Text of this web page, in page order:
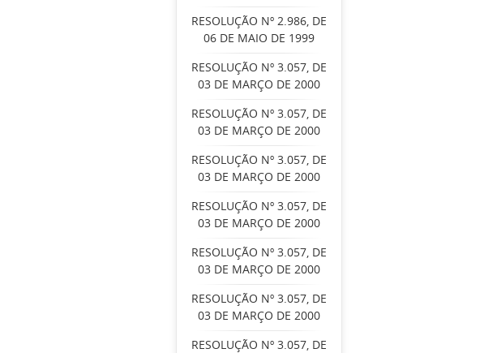
RESOLUÇÃO Nº 2.986, DE
06 DE MAIO DE 1999
RESOLUÇÃO Nº 3.057, DE
03 DE MARÇO DE 2000
RESOLUÇÃO Nº 3.057, DE
03 DE MARÇO DE 2000
RESOLUÇÃO Nº 3.057, DE
03 DE MARÇO DE 2000
RESOLUÇÃO Nº 3.057, DE
03 DE MARÇO DE 2000
RESOLUÇÃO Nº 3.057, DE
03 DE MARÇO DE 2000
RESOLUÇÃO Nº 3.057, DE
03 DE MARÇO DE 2000
RESOLUÇÃO Nº 3.057, DE